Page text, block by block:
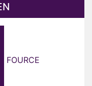
FOURCE